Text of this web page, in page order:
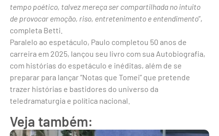
tempo poético, talvez mereça ser compartilhada no intuito
de provocar emoção, riso, entretenimento e entendimento”,
completa Betti.
Paralelo ao espetáculo, Paulo completou 50 anos de
carreira em 2025, lançou seu livro com sua Autobiografia,
com histórias do espetáculo e inéditas, além de se
preparar para lançar “Notas que Tomei” que pretende
trazer histórias e bastidores do universo da
teledramaturgia e política nacional.
Veja também: